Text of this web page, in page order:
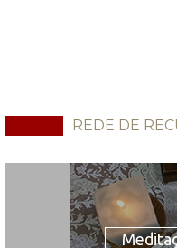
REDE DE